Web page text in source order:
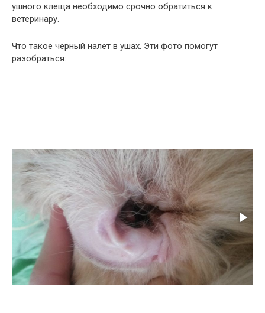
ушного клеща необходимо срочно обратиться к
ветеринару.
Что такое черный налет в ушах. Эти фото помогут
разобраться: